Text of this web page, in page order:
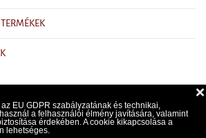
EU GDPR szabályzatának és technikai,
a felhasználói élmény javítására, valamint
érdekében. A cookie kikapcsolása a
lehetséges.
❌
Árlista